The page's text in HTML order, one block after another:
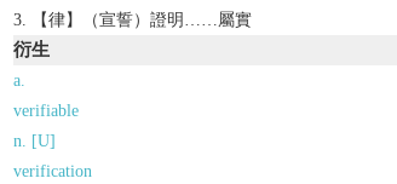
【律】（宣誓）證明……屬實
衍生
a.
verifiable
n. [U]
verification